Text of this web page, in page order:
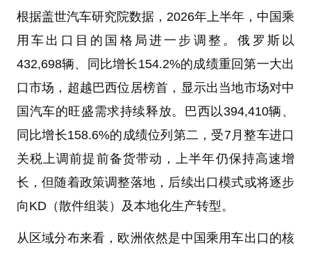
根据盖世汽车研究院数据，2026年上半年，中国乘
用车出口目的国格局进一步调整。俄罗斯以
432,698辆、同比增长154.2%的成绩重回第一大出
口市场，超越巴西位居榜首，显示出当地市场对中
国汽车的旺盛需求持续释放。巴西以394,410辆、
同比增长158.6%的成绩位列第二，受7月整车进口
关税上调前提前备货带动，上半年仍保持高速增
长，但随着政策调整落地，后续出口模式或将逐步
向KD（散件组装）及本地化生产转型。
从区域分布来看，欧洲依然是中国乘用车出口的核